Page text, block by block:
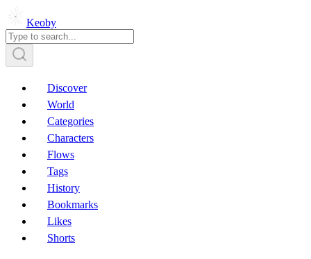
Keoby
Discover
World
Categories
Characters
Flows
Tags
History
Bookmarks
Likes
Shorts